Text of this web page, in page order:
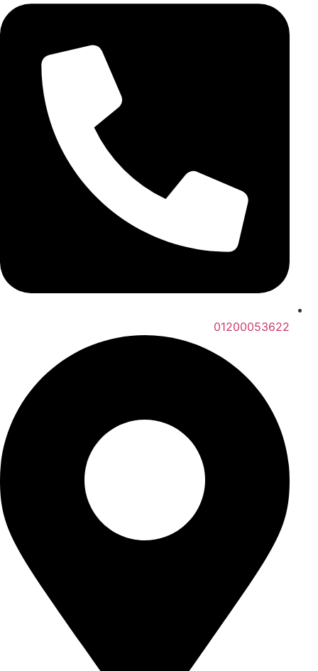
01200053622